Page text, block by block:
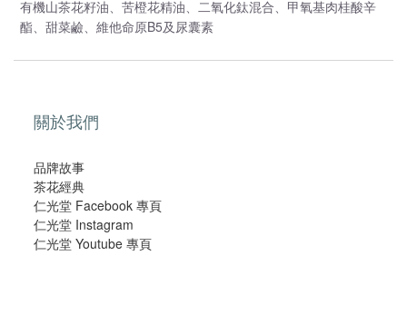
有機山茶花籽油、苦橙花精油、二氧化鈦混合、甲氧基肉桂酸辛
酯、甜菜鹼、維他命原B5及 尿囊素
關於我們
品牌故事
茶花經典
仁光堂 Facebook 專頁
仁光堂 Instagram
仁光堂 Youtube 專頁